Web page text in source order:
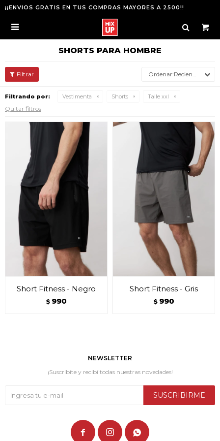
¡¡ENVIOS GRATIS EN TUS COMPRAS MAYORES A 2500!!

SHORTS PARA HOMBRE
Recientes
Filtrando por: Vestimenta Shorts Talle xxl
Quitar filtros
Short Fitness - Negro
$ 990
Short Fitness - Gris
$ 990
NEWSLETTER
¡Suscribite y recibí todas nuestras novedades!
SUSCRIBIRME
  